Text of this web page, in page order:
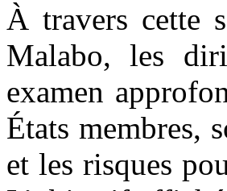
À travers cette
Malabo, les
examen
États membres,
et les risques